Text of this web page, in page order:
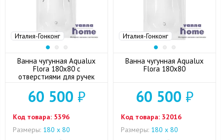
Италия-Гонконг
Ванна чугунная Aqualux
Flora 180x80 с
отверстиями для ручек
60 500 ₽
Код товара: 5396
Размеры: 180 x 80
Италия-Гонконг
Ванна чугунная Aqualux
Flora 180x80
60 500 ₽
Код товара: 32016
Размеры: 180 x 80